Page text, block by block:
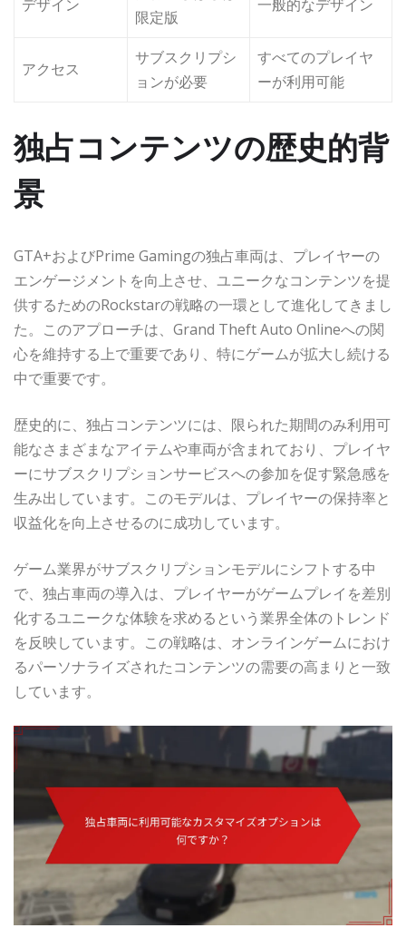
デザイン
限定版
一般的なデザイン
アクセス
サブスクリプシ
ョンが必要
すべてのプレイヤ
ーが利用可能
独占コンテンツの歴史的背
景
GTA+およびPrime Gamingの独占車両は、プレイヤーの
エンゲージメントを向上させ、ユニークなコンテンツを提
供するためのRockstarの戦略の一環として進化してきまし
た。このアプローチは、Grand Theft Auto Onlineへの関
心を維持する上で重要であり、特にゲームが拡大し続ける
中で重要です。
歴史的に、独占コンテンツには、限られた期間のみ利用可
能なさまざまなアイテムや車両が含まれており、プレイヤ
ーにサブスクリプションサービスへの参加を促す緊急感を
生み出しています。このモデルは、プレイヤーの保持率と
収益化を向上させるのに成功しています。
ゲーム業界がサブスクリプションモデルにシフトする中
で、独占車両の導入は、プレイヤーがゲームプレイを差別
化するユニークな体験を求めるという業界全体のトレンド
を反映しています。この戦略は、オンラインゲームにおけ
るパーソナライズされたコンテンツの需要の高まりと一致
しています。